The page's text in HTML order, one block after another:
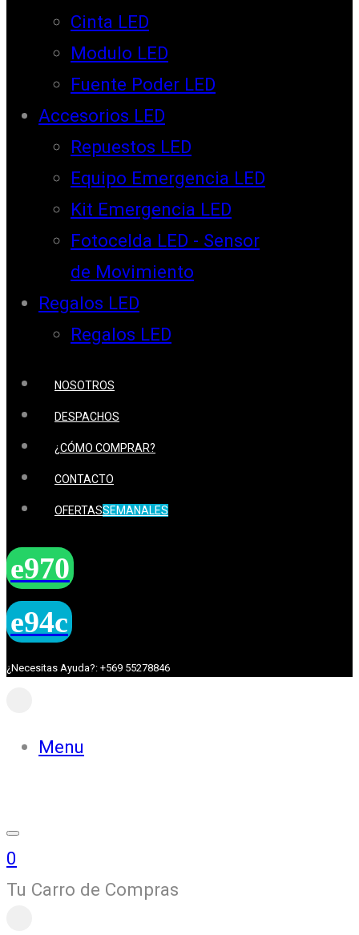
Cinta LED
Modulo LED
Fuente Poder LED
Accesorios LED
Repuestos LED
Equipo Emergencia LED
Kit Emergencia LED
Fotocelda LED - Sensor
de Movimiento
Regalos LED
Regalos LED
NOSOTROS
DESPACHOS
¿CÓMO COMPRAR?
CONTACTO
OFERTASSEMANALES
¿Necesitas Ayuda?: +569 55278846
Menu
0
Tu Carro de Compras